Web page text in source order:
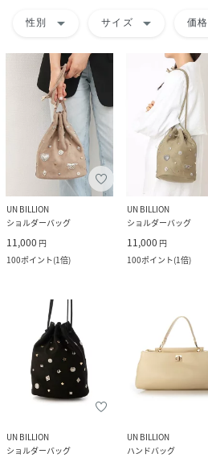
性別 arrow_drop_down サイズ arrow_drop_down 価格
UN BILLION
ショルダーバッグ
11,000 円
100ポイント(1倍)
UN BILLION
ショルダーバッグ
11,000 円
100ポイント(1倍)
UN BILLION
ショルダーバッグ
UN BILLION
ハンドバッグ